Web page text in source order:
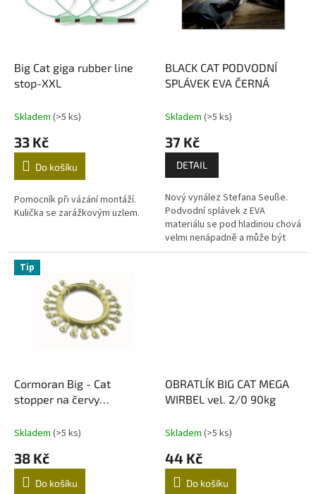
Big Cat giga rubber line
stop-XXL
Skladem (>5 ks)
33 Kč
Do košíku
Pomocník při vázání montáží.
Kulička se zarážkovým uzlem.
BLACK CAT PODVODNÍ
SPLÁVEK EVA ČERNÁ
Skladem (>5 ks)
37 Kč
DETAIL
Nový vynález Stefana Seuße.
Podvodní splávek z EVA
materiálu se pod hladinou chová
velmi nenápadně a může být
nasprejován posilovačem. Má
Tip
Cormoran Big - Cat
stopper na červy
Skladem (>5 ks)
38 Kč
Do košíku
OBRATLÍK BIG CAT MEGA
WIRBEL vel. 2/0 90kg
Skladem (>5 ks)
44 Kč
Do košíku